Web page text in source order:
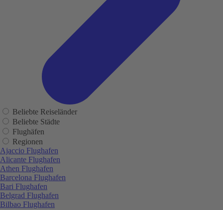
Beliebte Reiseländer
Beliebte Städte
Flughäfen
Regionen
Ajaccio Flughafen
Alicante Flughafen
Athen Flughafen
Barcelona Flughafen
Bari Flughafen
Belgrad Flughafen
Bilbao Flughafen